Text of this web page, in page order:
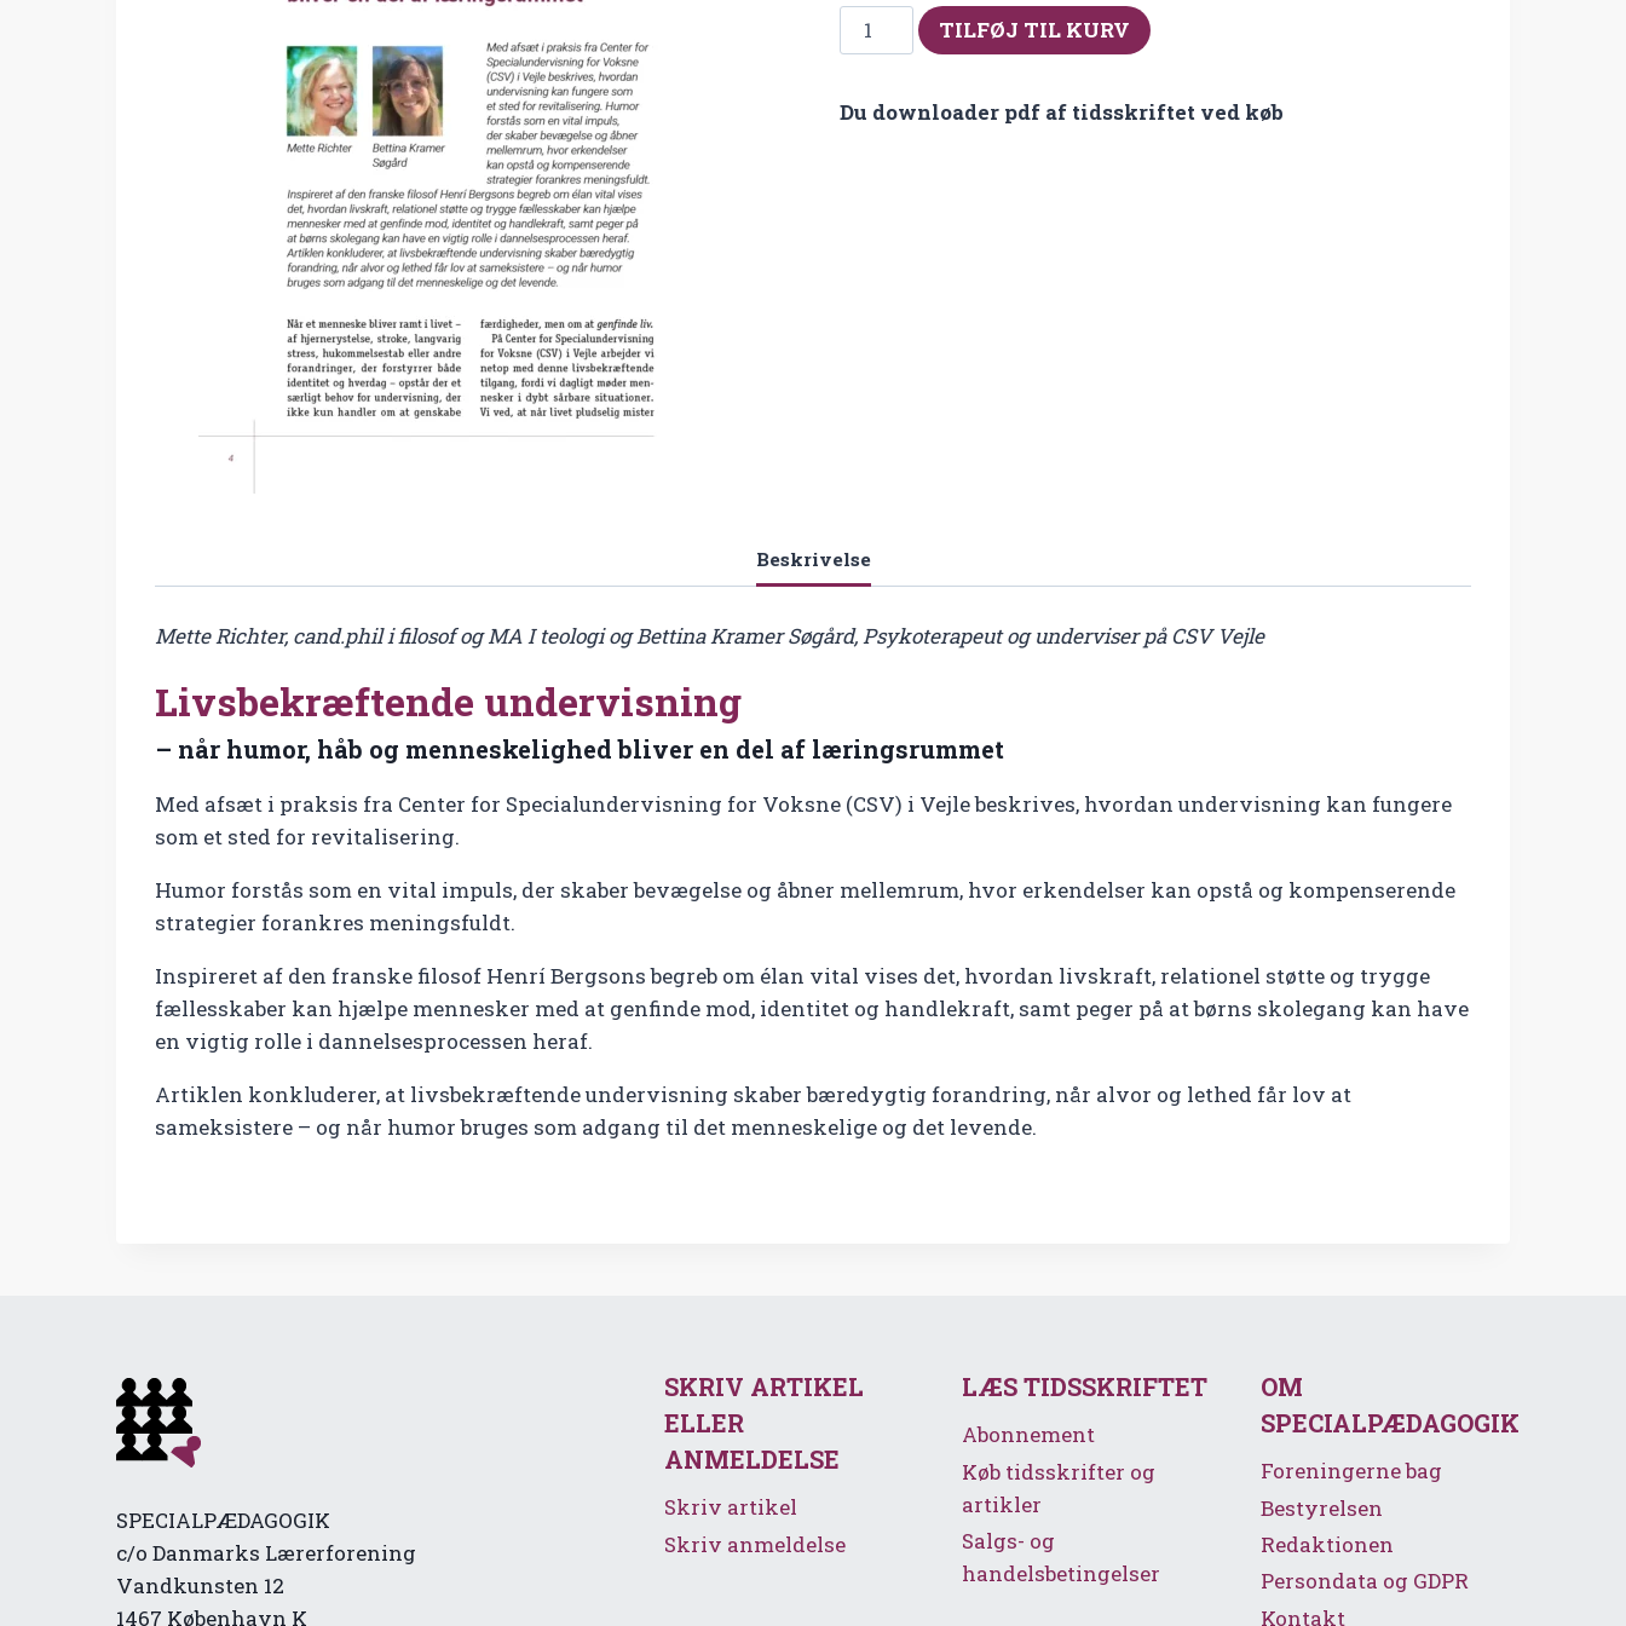
Fra
nr
2
TILFØJ TIL KURV
Du downloader pdf af tidsskriftet ved køb
Beskrivelse
Mette Richter, cand.phil i filosof og MA I teologi og Bettina Kramer Søgård, Psykoterapeut og underviser på CSV Vejle
Livsbekræftende undervisning
– når humor, håb og menneskelighed bliver en del af læringsrummet
Med afsæt i praksis fra Center for Specialundervisning for Voksne (CSV) i Vejle beskrives, hvordan undervisning kan fungere
som et sted for revitalisering.
Humor forstås som en vital impuls, der skaber bevægelse og åbner mellemrum, hvor erkendelser kan opstå og kompenserende
strategier forankres meningsfuldt.
Inspireret af den franske filosof Henrí Bergsons begreb om élan vital vises det, hvordan livskraft, relationel støtte og trygge
fællesskaber kan hjælpe mennesker med at genfinde mod, identitet og handlekraft, samt peger på at børns skolegang kan have
en vigtig rolle i dannelsesprocessen heraf.
Artiklen konkluderer, at livsbekræftende undervisning skaber bæredygtig forandring, når alvor og lethed får lov at
sameksistere – og når humor bruges som adgang til det menneskelige og det levende.
SPECIALPÆDAGOGIK
c/o Danmarks Lærerforening
Vandkunsten 12
1467 København K
SKRIV ARTIKEL
ELLER
ANMELDELSE
Skriv artikel
Skriv anmeldelse
LÆS TIDSSKRIFTET
Abonnement
Køb tidsskrifter og
artikler
Salgs- og
handelsbetingelser
OM
SPECIALPÆDAGOGIK
Foreningerne bag
Bestyrelsen
Redaktionen
Persondata og GDPR
Kontakt